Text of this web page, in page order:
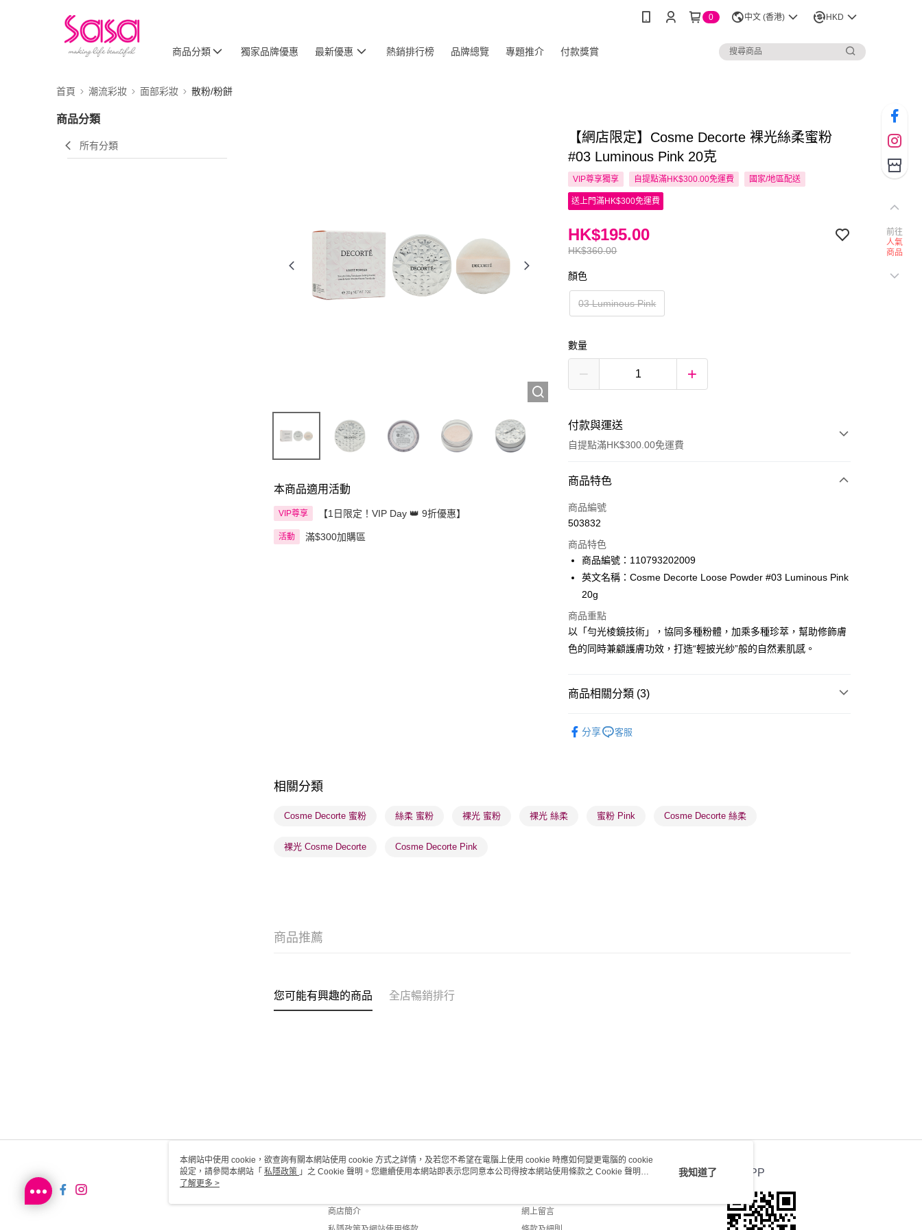
0 中文 (香港) HKD
商品分類 獨家品牌優惠 最新優惠 熱銷排行榜 品牌總覽 專題推介 付款獎賞
首頁 潮流彩妝 面部彩妝 散粉/粉餅
商品分類
所有分類
本商品適用活動
VIP尊享 【1日限定！VIP Day 👑 9折優惠】
活動 滿$300加購區
【網店限定】Cosme Decorte 裸光絲柔蜜粉
#03 Luminous Pink 20克
VIP尊享獨享 自提點滿HK$300.00免運費 國家/地區配送
送上門滿HK$300免運費
HK$360.00
HK$195.00
顏色
03 Luminous Pink
數量
付款與運送
自提點滿HK$300.00免運費
付款方式
信用卡
AlipayHK
PayMe
BoC Pay
順豐自助櫃 - 確認發貨後1-3個工作天送達
商品特色
商品編號
503832
商品特色
商品編號：110793202009
英文名稱：Cosme Decorte Loose Powder #03 Luminous Pink
20g
商品重點
以「勻光棱鏡技術」，協同多種粉體，加乘多種珍萃，幫助修飾膚
色的同時兼顧護膚功效，打造“輕披光紗”般的自然素肌感。
商品相關分類 (3)
分享 客服
相關分類
Cosme Decorte 蜜粉 絲柔 蜜粉 裸光 蜜粉 裸光 絲柔 蜜粉 Pink Cosme Decorte 絲柔
裸光 Cosme Decorte Cosme Decorte Pink
商品推薦
您可能有興趣的商品 全店暢銷排行
關於我們
商店簡介
客戶服務
網上留言
官方APP
前往
人氣
商品
本網站中使用 cookie，欲查詢有關本網站使用 cookie 方式之詳情，及若您不希望在電腦上使用 cookie 時應如何變更電腦的 cookie
設定，請參閱本網站「 私隱政策 」之 Cookie 聲明。您繼續使用本網站即表示您同意本公司得按本網站使用條款之 Cookie 聲明使
用 cookie。
了解更多 >
我知道了